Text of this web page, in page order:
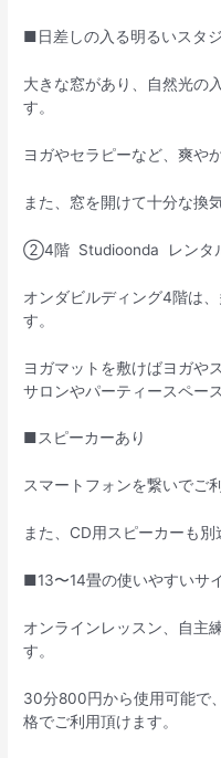
■日差しの入る明るいスタ
大きな窓があり、自然光の
す。
ヨガやセラピーなど、爽や
また、窓を開けて十分な換
②4階 Studioonda レンタ
オンダビルディング4階は
す。
ヨガマットを敷けばヨガや
サロンやパーティースペー
■スピーカーあり
スマートフォンを繋いでご
また、CD用スピーカーも別
■13〜14畳の使いやすいサ
オンラインレッスン、自主
す。
30分800円から使用可能で
格でご利用頂けます。